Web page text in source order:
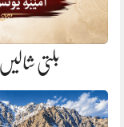
بلتی شالیں